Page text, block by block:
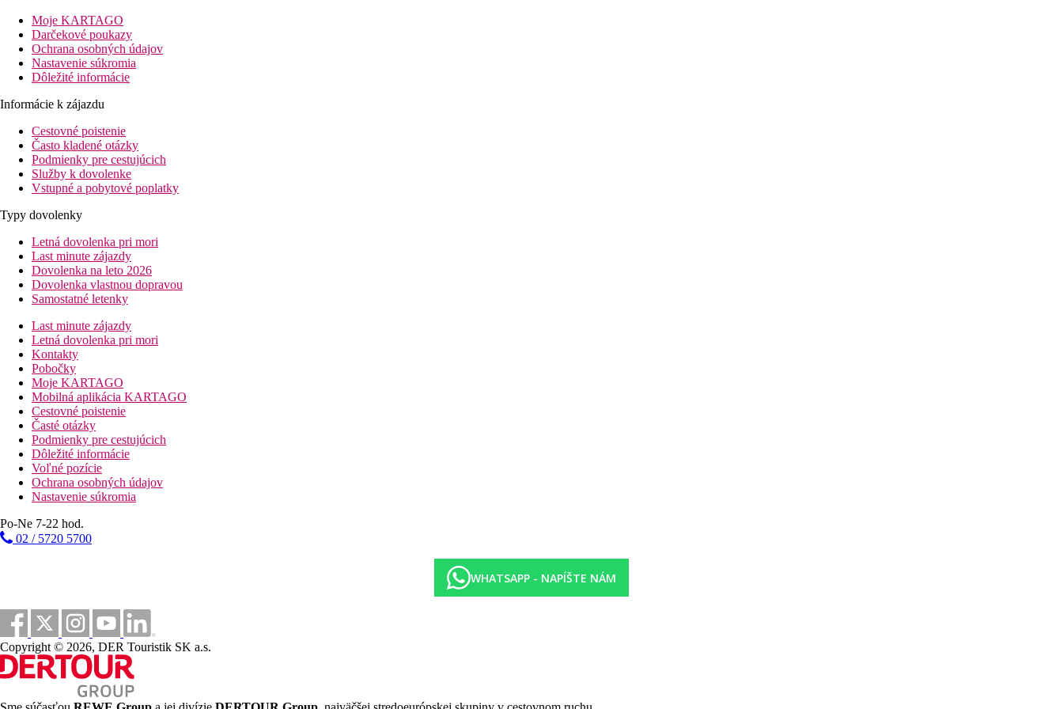
Tento 4-podlažný hotel, naposledy zrenovovaný v roku 2015, má 46 izieb. K vybaveniu hotela patrí recepcia otvorená 24 hodín denne (prihlásenie je možné od 15:00 hodín, odhlásenie do 12:00 hodín),
lobby, výťah, klimatizácia a trezor (prípadne za poplatok). O blaho hostí sa stará reštaurácia. Izbový servis, služba prania bielizne a služba žehlenia bielizne sú prípadne za poplatok.
Ďalšie informácie:
Jazyky: angličtina a francúzština. Kreditné karty: American Express.
Klasický Pokoj:
Jednolôžková Klasická Izba:
Izby sú vybavené minibarom (prípadne za poplatok), internetom (prípadne za poplatok), trezorom (prípadne za poplatok) a satelit.TV a tiež centrálne riadenou klimatizáciou.
Double Standard Izba:
Izby sú vybavené minibarom (prípadne za poplatok), internetom (prípadne za poplatok), trezorom (prípadne za poplatok) a satelit.TV a tiež centrálne riadenou klimatizáciou.
Jednolôžková Štandard Izba:
Izby sú vybavené minibarom (prípadne za poplatok), internetom (prípadne za poplatok), trezorom (prípadne za poplatok) a satelit.TV a tiež centrálne riadenou klimatizáciou.
Vzdialenosti
7 km
Vzdialenosť od najbližšieho letiska
2 km
Centrum mesta
Fotogaléria
Moje KARTAGO
Darčekové poukazy
Ochrana osobných údajov
Nastavenie súkromia
Dôležité informácie
Informácie k zájazdu
Cestovné poistenie
Často kladené otázky
Podmienky pre cestujúcich
Služby k dovolenke
Vstupné a pobytové poplatky
Typy dovolenky
Letná dovolenka pri mori
Last minute zájazdy
Dovolenka na leto 2026
Dovolenka vlastnou dopravou
Samostatné letenky
Last minute zájazdy
Letná dovolenka pri mori
Kontakty
Pobočky
Moje KARTAGO
Mobilná aplikácia KARTAGO
Cestovné poistenie
Časté otázky
Podmienky pre cestujúcich
Dôležité informácie
Voľné pozície
Ochrana osobných údajov
Nastavenie súkromia
Po-Ne 7-22 hod.
02 / 5720 5700
WHATSAPP - NAPÍŠTE NÁM
Copyright © 2026, DER Touristik SK a.s.